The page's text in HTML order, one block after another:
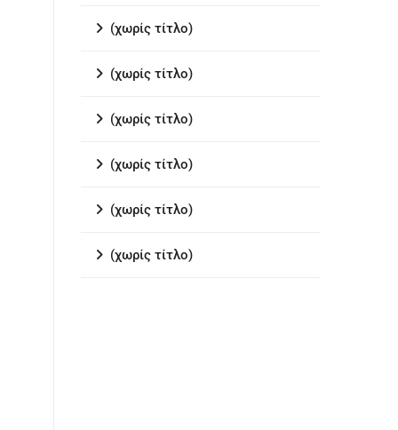
(χωρίς τίτλο)
(χωρίς τίτλο)
(χωρίς τίτλο)
(χωρίς τίτλο)
(χωρίς τίτλο)
(χωρίς τίτλο)